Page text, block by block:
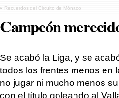
« Recuerdos del Circuito de Mónaco
Campeón
Se acabó la Liga, y se
todos los frentes menos en
no jugar ni mucho menos
con el título goleando al